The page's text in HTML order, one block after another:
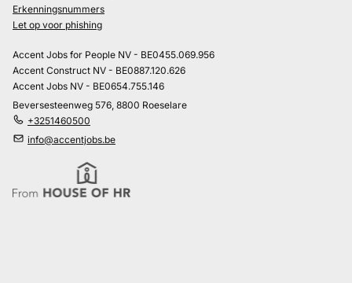
Erkenningsnummers
Let op voor phishing
Accent Jobs for People NV - BE0455.069.956
Accent Construct NV - BE0887.120.626
Accent Jobs NV - BE0654.755.146
Beversesteenweg 576, 8800 Roeselare
+3251460500
info@accentjobs.be